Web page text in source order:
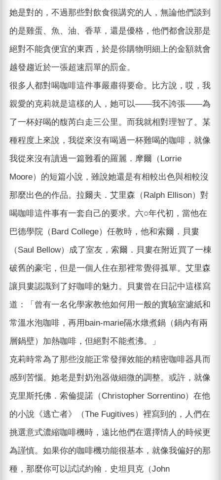
她是對的，不過那些對飲食很講究的人，無論他們談到
的是雞蛋、魚、油、香草，還是優格，他們都會說那是
絕對不能貪便宜的東西，於是你購物明細上的金額就會
越發趨近於一張超速罰單的罰金。
很多人都對喝咖啡這件事嚴肅得要命。比方說，哎，我
親愛的克莉就是這樣的人，她可以——我不誇張——為
了一杯好喝的馥芮白走三公里。而我就相對理智了。某
種程度上來說，我從來沒有喝過一杯難喝的咖啡，就像
我從來沒有讀過一篇難看的羅麗．摩爾（Lorrie
Moore）的短篇小說，雖說她還是有相較出色與相較沒
那麼出色的作品。拉爾夫．艾里森（Ralph Ellison）對
喝咖啡這件事有一套自己的要求。六○年代初，當他在
巴德學院（Bard College）任教時，他和索爾．貝婁
（Saul Bellow）成了室友，索爾．貝婁在附近買了一棟
破舊的豪宅，但是一個人住在那裡常覺得孤單。艾里森
讓貝婁認識到了好咖啡的魅力。貝婁曾在日記中這樣寫
道：「曾有一名化學家教他如何用一般的實驗室濾紙和
常溫水泡咖啡，再用bain-marie隔水燉煮鍋（鍋內有兩
層鍋壁）加熱咖啡，但絕對不能煮沸。」
克莉時常為了那些沒能正常發揮效能的精密咖啡器具而
感到苦惱。她老是對奶泡器做細微的調整。或許，就像
克里斯托佛．索倫提諾（Christopher Sorrentino）在他
的小說《逃亡者》（The Fugitives）裡寫到的，人們在
挑選意式濃縮咖啡機時，遠比他們在選擇情人的時候更
為謹慎。如果你的咖啡機功能很基本，就像我偏好的那
種，那麼你可以試試約翰．史坦貝克（John